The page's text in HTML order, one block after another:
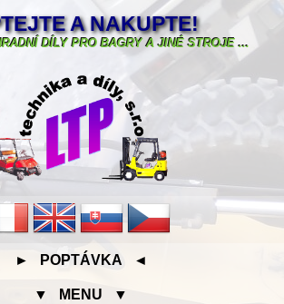
A NAKUPTE!
DÍLY PRO BAGRY A JINÉ STROJE ...
► POPTÁVKA ◄
▼ MENU ▼